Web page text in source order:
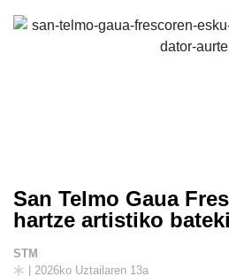
San Telmo Gaua
hartze artistiko
STM
| 2026ko Uztailaren 13a